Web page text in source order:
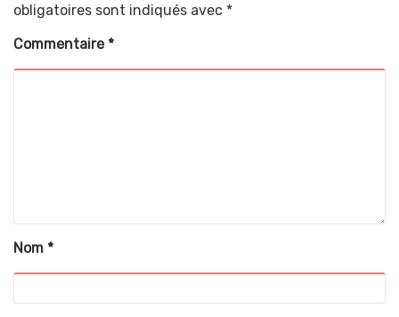
obligatoires sont indiqués avec *
Commentaire *
Nom *